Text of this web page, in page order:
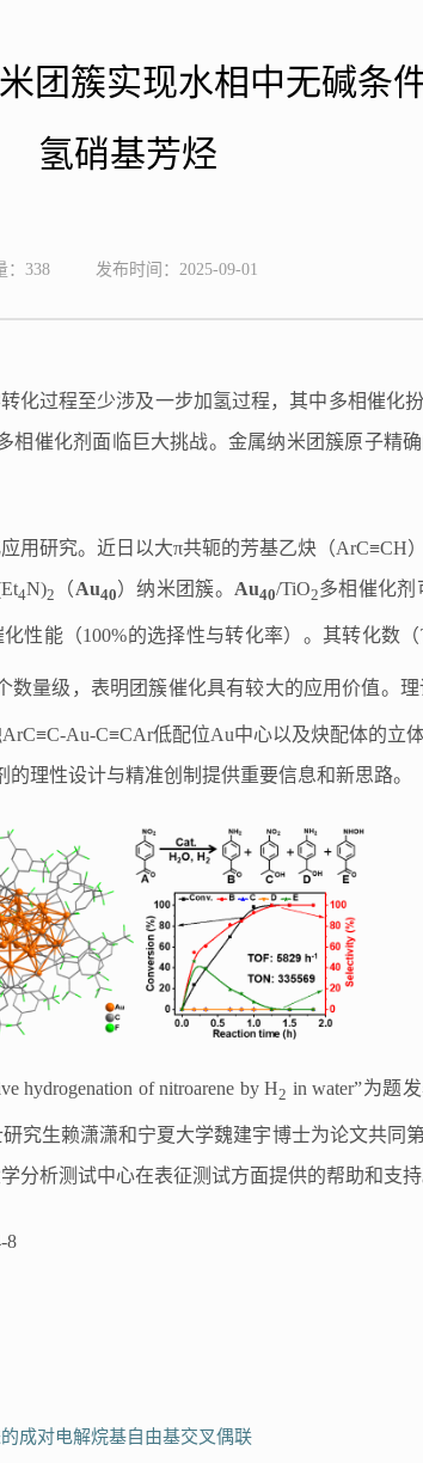
团簇实现水相中无碱条
氢硝基芳烃
338 发布时间：2025-09-01
化过程至少涉及一步加氢过程，其中多相催化
相催化剂面临巨大挑战。金属纳米团簇原子精
用研究。近日以大π共轭的芳基乙炔（ArC≡CH
4N)2 （Au40）纳米团簇。 Au40/TiO2多相催化剂
性能（100%的选择性与转化率）。其转化数（
数量级，表明团簇催化具有较大的应用价值。理
ArC≡C-Au-C≡CAr低配位Au中心以及炔配体的立
的理性设计与精准创制提供重要信息和新思路。
hydrogenation of nitroarene by H2 in water”为题
究生赖潇潇和宁夏大学魏建宇博士为论文共同
分析测试中心在表征测试方面提供的帮助和支持
8
成对电解烷基自由基交叉偶联